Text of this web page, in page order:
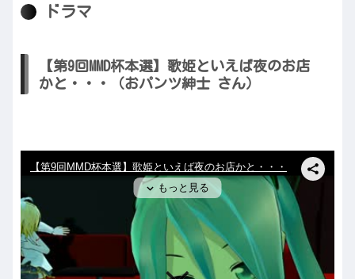
ドラマ
【第9回MMD杯本選】歌姫といえば夜のお店
かと・・・（おパンツ紳士 さん）